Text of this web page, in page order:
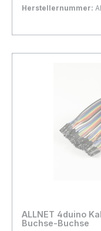
Herstellernummer:
In den
ALLNET 4duino
Buchse-Buchse